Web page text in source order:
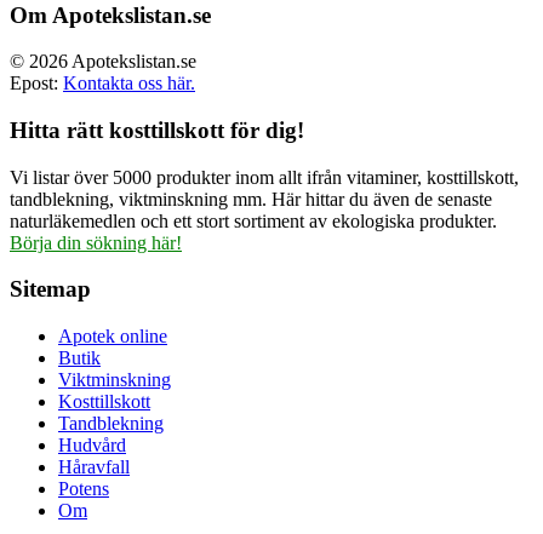
Om Apotekslistan.se
© 2026 Apotekslistan.se
Epost: Kontakta oss här.
Hitta rätt kosttillskott för dig!
Vi listar över 5000 produkter inom allt ifrån vitaminer, kosttillskott,
tandblekning, viktminskning mm. Här hittar du även de senaste
naturläkemedlen och ett stort sortiment av ekologiska produkter.
Börja din sökning här!
Sitemap
Apotek online
Butik
Viktminskning
Kosttillskott
Tandblekning
Hudvård
Håravfall
Potens
Om